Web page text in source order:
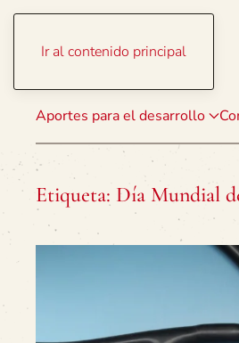
Ir al contenido principal
Aportes para el desarrollo
Etiqueta: Día Mundial